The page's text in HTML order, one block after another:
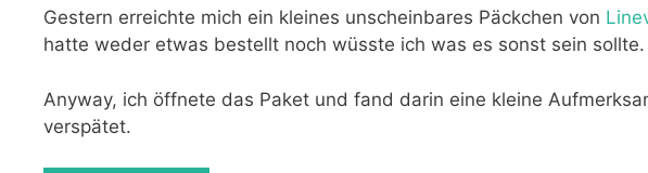
Gestern erreichte mich ein kleines unscheinbares Päckchen von
hatte weder etwas bestellt noch wüsste ich was es sonst sein sollte.
Anyway, ich öffnete das Paket und fand darin eine kleine
verspätet.